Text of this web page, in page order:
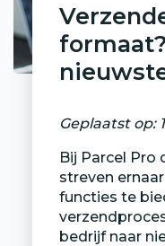
Geplaatst op:
Bij Parcel Pro
streven
functies te
bedrijf naar